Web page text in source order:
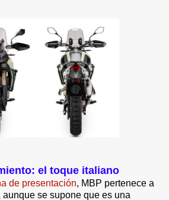
el toque italiano
de presentación, MBP pertenece a
aunque se supone que es una